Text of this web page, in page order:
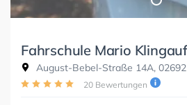
Fahrschule Mario Klingauf
August-Bebel-Straße 14A,
20 Bewertungen